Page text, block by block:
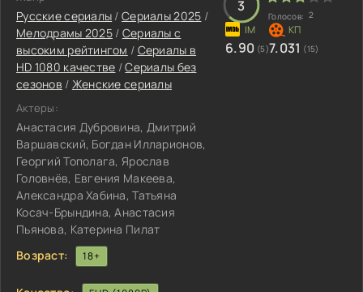
Русские сериалы /Сериалы 2025 /
Мелодрамы 2025/ Сериалы с
высоким рейтингом / Сериалы в
HD 1080 качестве /Сериалы без
сезонов / Женские сериалы
Актеры:
Анастасия Дубровина, Дмитрий
Варшавский, Богдан Илларионов,
Георгий Тополага, Ярослав
Головнёв, Евгения Макеева,
Александра Хабина, Татьяна
Косач-Брындина, Анастасия
Пьянова, Катерина Пилат
Возраст:
18+
3
Голосов: 2
6.90 (5)7.031 (15)